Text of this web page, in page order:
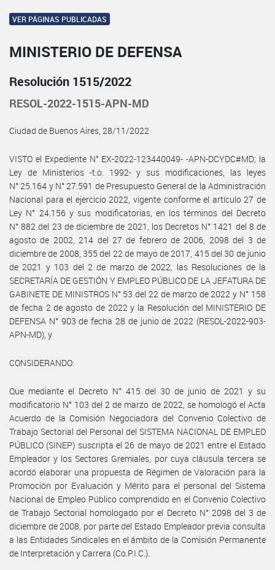
VER PÁGINAS PUBLICADAS
MINISTERIO DE DEFENSA
Resolución 1515/2022
RESOL-2022-1515-APN-MD
Ciudad de Buenos Aires, 28/11/2022
VISTO el Expediente N° EX-2022-123440049- -APN-DCYDC#MD; la
Ley de Ministerios -t.o. 1992- y sus modificaciones, las leyes
N° 25.164 y N° 27.591 de Presupuesto General de la Administración
Nacional para el ejercicio 2022, vigente conforme el artículo 27 de
Ley N° 24.156 y sus modificatorias, en los términos del Decreto
N° 882 del 23 de diciembre de 2021, los Decretos N° 1421 del 8 de
agosto de 2002, 214 del 27 de febrero de 2006, 2098 del 3 de
diciembre de 2008, 355 del 22 de mayo de 2017, 415 del 30 de junio
de 2021 y 103 del 2 de marzo de 2022, las Resoluciones de la
SECRETARÍA DE GESTIÓN Y EMPLEO PÚBLICO DE LA JEFATURA DE
GABINETE DE MINISTROS N° 53 del 22 de marzo de 2022 y N° 158
de fecha 2 de agosto de 2022 y la Resolución del MINISTERIO DE
DEFENSA N° 903 de fecha 28 de junio de 2022 (RESOL-2022-903-
APN-MD), y
CONSIDERANDO:
Que mediante el Decreto N° 415 del 30 de junio de 2021 y su
modificatorio N° 103 del 2 de marzo de 2022, se homologó el Acta
Acuerdo de la Comisión Negociadora del Convenio Colectivo de
Trabajo Sectorial del Personal del SISTEMA NACIONAL DE EMPLEO
PÚBLICO (SINEP) suscripta el 26 de mayo de 2021 entre el Estado
Empleador y los Sectores Gremiales, por cuya cláusula tercera se
acordó elaborar una propuesta de Régimen de Valoración para la
Promoción por Evaluación y Mérito para el personal del Sistema
Nacional de Empleo Público comprendido en el Convenio Colectivo
de Trabajo Sectorial homologado por el Decreto N° 2098 del 3 de
diciembre de 2008, por parte del Estado Empleador previa consulta
a las Entidades Sindicales en el ámbito de la Comisión Permanente
de Interpretación y Carrera (Co.P.I.C.).